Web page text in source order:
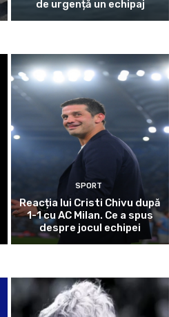
de urgență un echipaj
SPORT
Reacția lui Cristi Chivu după
1-1 cu AC Milan. Ce a spus
despre jocul echipei